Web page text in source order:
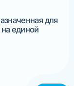
для
единой